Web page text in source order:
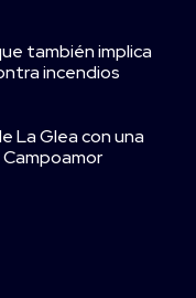
también implica
incendios
La Glea con una